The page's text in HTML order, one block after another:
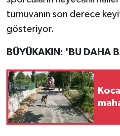
turnuvanın son derece
gösteriyor.
BÜYÜKAKIN: 'BU DAHA